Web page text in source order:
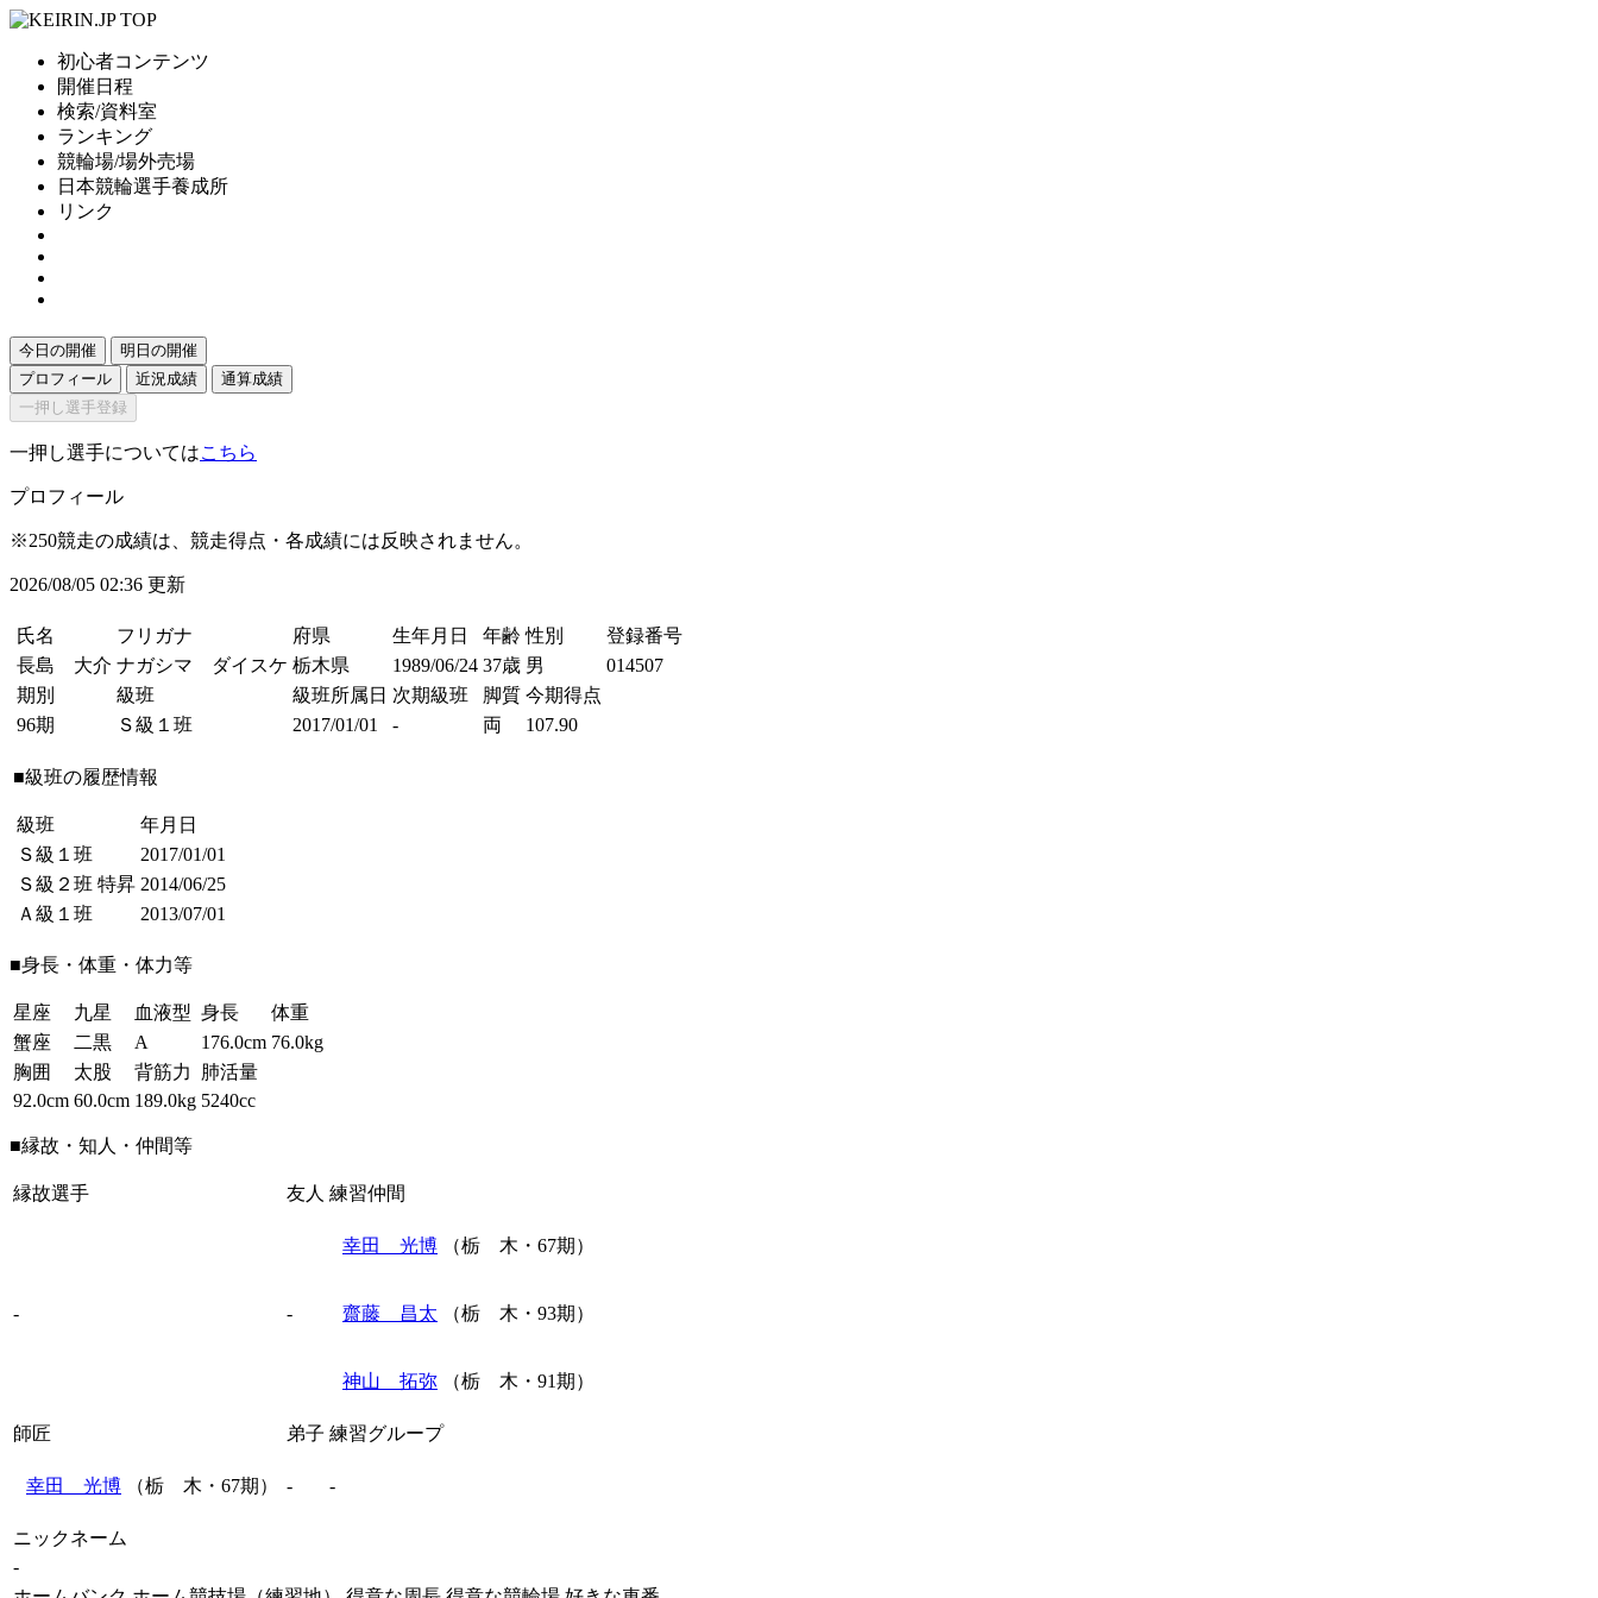
初心者コンテンツ
開催日程
検索/資料室
ランキング
競輪場/場外売場
日本競輪選手養成所
リンク
今日の開催
明日の開催
プロフィール
近況成績
通算成績
一押し選手登録
一押し選手についてはこちら
プロフィール
※250競走の成績は、競走得点・各成績には反映されません。
2026/08/05 02:36 更新
氏名 フリガナ 府県 生年月日 年齢 性別
登録番号
長島 大介 ナガシマ ダイスケ 栃木県 1989/06/24 37歳 男
014507
期別
級班 級班所属日 次期級班 脚質 今期得点
96期
Ｓ級１班 2017/01/01 - 両 107.90
■級班の履歴情報
級班
年月日
Ｓ級１班
2017/01/01
Ｓ級２班 特昇 2014/06/25
Ａ級１班
2013/07/01
■身長・体重・体力等
星座 九星 血液型 身長
体重
蟹座
二黒 A 176.0cm 76.0kg
胸囲
太股 背筋力
肺活量
92.0cm 60.0cm 189.0kg 5240cc
■縁故・知人・仲間等
縁故選手 友人 練習仲間
- -
幸田 光博 （栃 木・67期）
齋藤 昌太 （栃 木・93期）
神山 拓弥 （栃 木・91期）
師匠 弟子 練習グループ
幸田 光博 （栃 木・67期） - -
ニックネーム
-